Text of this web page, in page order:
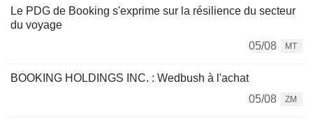
Le PDG de Booking s'exprime sur la résilience du secteur
du voyage
05/08
MT
BOOKING HOLDINGS INC. : Wedbush à l'achat
05/08
ZM